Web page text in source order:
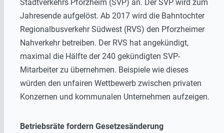
Stadtverkehrs Pforzheim (SVP) an. Der SVP wird zum
Jahresende aufgelöst. Ab 2017 wird die Bahntochter
Regionalbusverkehr Südwest (RVS) den Pforzheimer
Nahverkehr betreiben. Der RVS hat angekündigt,
maximal die Hälfte der 240 gekündigten SVP-
Mitarbeiter zu übernehmen. Beispiele wie dieses
würden den unfairen Wettbewerb zwischen privaten
Konzernen und kommunalen Unternehmen aufzeigen.
Betriebsräte fordern Gesetzesänderung